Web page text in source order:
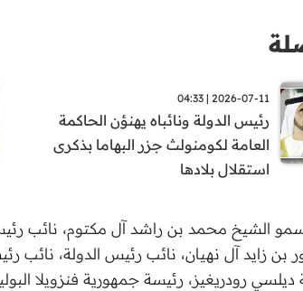
2026-07-11 | 04:33
رئيس الدولة ونائباه يهنؤن الحاكمة
العامة لكومنولث جزر البهاما بذكرى
استقلال بلادها
الشيخ محمد بن راشد آل مكتوم، نائب رئيس
زايد آل نهيان، نائب رئيس الدولة، نائب
رودريغيز، رئيسة جمهورية فنزويلا